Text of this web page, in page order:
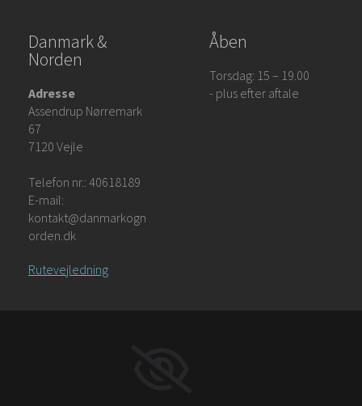
Danmark &
Norden
Adresse
Assendrup Nørremark
67
7120 Vejle
Telefon nr.: 40618189
E-mail:
kontakt@danmarkogn
orden.dk
Rutevejledning
Åben
Torsdag: 15 – 19.00
- plus efter aftale